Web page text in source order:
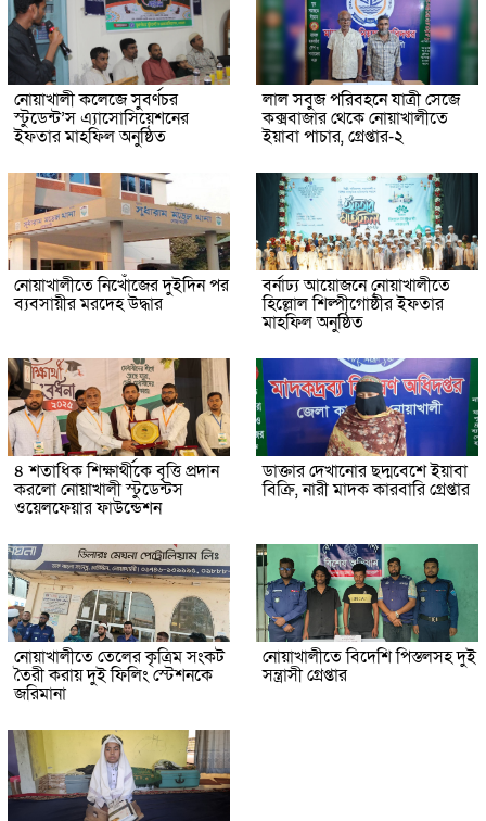
নোয়াখালী কলেজে সুবর্ণচর
স্টুডেন্ট’স এ্যাসোসিয়েশনের
ইফতার মাহফিল অনুষ্ঠিত
লাল সবুজ পরিবহনে যাত্রী সেজে
কক্সবাজার থেকে নোয়াখালীতে
ইয়াবা পাচার, গ্রেপ্তার-২
নোয়াখালীতে নিখোঁজের দুইদিন পর
ব্যবসায়ীর মরদেহ উদ্ধার
বর্নাঢ্য আয়োজনে নোয়াখালীতে
হিল্লোল শিল্পীগোষ্ঠীর ইফতার
মাহফিল অনুষ্ঠিত
৪ শতাধিক শিক্ষার্থীকে বৃত্তি প্রদান
করলো নোয়াখালী স্টুডেন্টস
ওয়েলফেয়ার ফাউন্ডেশন
ডাক্তার দেখানোর ছদ্মবেশে ইয়াবা
বিক্রি, নারী মাদক কারবারি গ্রেপ্তার
নোয়াখালীতে তেলের কৃত্রিম সংকট
তৈরী করায় দুই ফিলিং স্টেশনকে
জরিমানা
নোয়াখালীতে বিদেশি পিস্তলসহ দুই
সন্ত্রাসী গ্রেপ্তার